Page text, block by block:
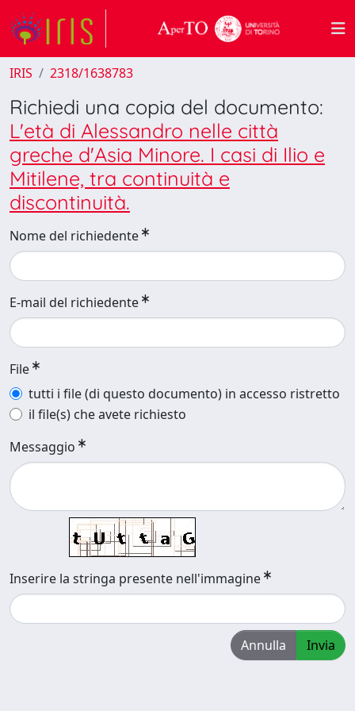
IRIS 2318/1638783
Richiedi una copia del documento:
L'età di Alessandro nelle città
greche d'Asia Minore. I casi di Ilio e
Mitilene, tra continuità e
discontinuità.
Nome del richiedente
E-mail del richiedente
File
tutti i file (di questo documento) in accesso ristretto
il file(s) che avete richiesto
Messaggio
Inserire la stringa presente nell'immagine
Annulla Invia